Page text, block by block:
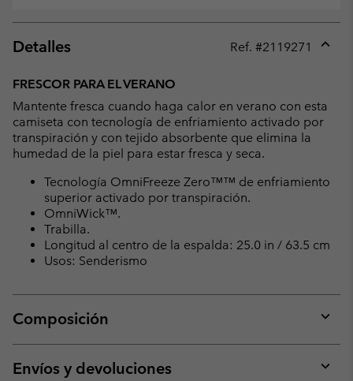
Detalles Ref. #2119271
FRESCOR PARA EL VERANO
Mantente fresca cuando haga calor en verano con esta
camiseta con tecnología de enfriamiento activado por
transpiración y con tejido absorbente que elimina la
humedad de la piel para estar fresca y seca.
Tecnología OmniFreeze Zero™™ de enfriamiento
superior activado por transpiración.
OmniWick™.
Trabilla.
Longitud al centro de la espalda: 25.0 in / 63.5 cm
Usos: Senderismo
Composición
or
Envíos y devoluciones